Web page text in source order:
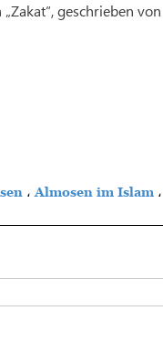
geschrieben
، Almosen im Islam ،